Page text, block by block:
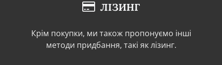
ЛІЗИНГ
Крім покупки, ми також пропонуємо інші
методи придбання, такі як лізинг.